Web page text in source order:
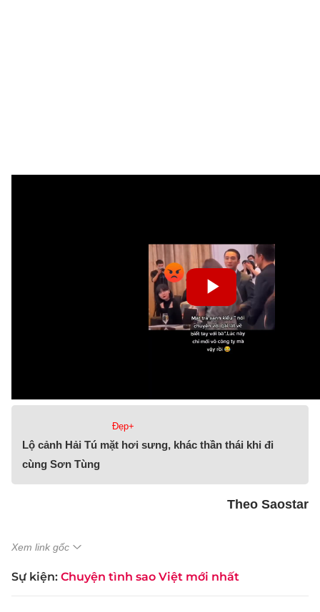
Sự kiện: Chuyện tình sao Việt mới nhất
Đẹp+
Lộ cảnh Hải Tú mặt hơi sưng, khác thần thái khi đi
cùng Sơn Tùng
Theo Saostar
Xem link gốc